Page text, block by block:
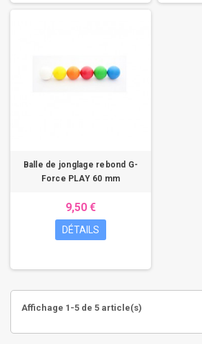
Balle de jonglage rebond G-
Force PLAY 60 mm
9,50 €
DÉTAILS
Affichage 1-5 de 5 article(s)